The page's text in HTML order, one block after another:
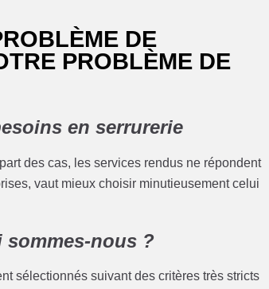
DE
PROBLÈME DE
en serrurerie
des cas, les services rendus ne répondent
vaut mieux choisir minutieusement celui
sommes-nous ?
sélectionnés suivant des critères très stricts